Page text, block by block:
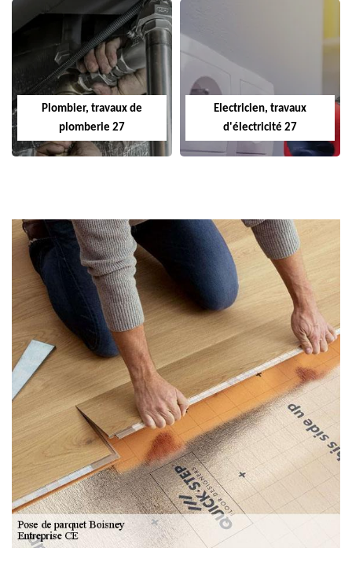
Plombier, travaux de
plomberie 27
Electricien, travaux
d'électricité 27